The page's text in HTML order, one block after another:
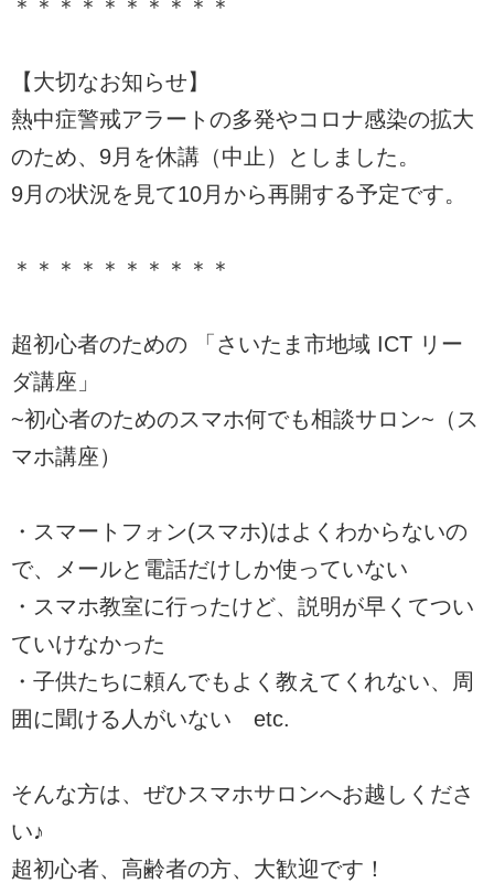
＊＊＊＊＊＊＊＊＊＊
【大切なお知らせ】
熱中症警戒アラートの多発やコロナ感染の拡大
のため、9月を休講（中止）としました。
9月の状況を見て10月から再開する予定です。
＊＊＊＊＊＊＊＊＊＊
超初心者のための 「さいたま市地域 ICT リー
ダ講座」
~初心者のためのスマホ何でも相談サロン~（ス
マホ講座）
・スマートフォン(スマホ)はよくわからないの
で、メールと電話だけしか使っていない
・スマホ教室に行ったけど、説明が早くてつい
ていけなかった
・子供たちに頼んでもよく教えてくれない、周
囲に聞ける人がいない etc.
そんな方は、ぜひスマホサロンへお越しくださ
い♪
超初心者、高齢者の方、大歓迎です！